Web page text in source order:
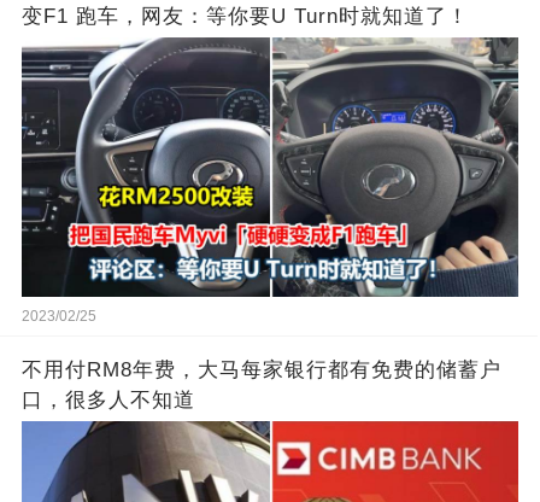
变F1 跑车，网友：等你要U Turn时就知道了！
2023/02/25
不用付RM8年费，大马每家银行都有免费的储蓄户
口，很多人不知道